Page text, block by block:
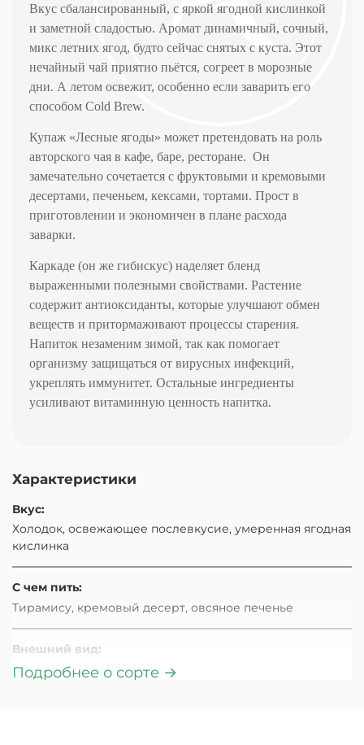
Вкус сбалансированный, с яркой ягодной кислинкой
и заметной сладостью. Аромат динамичный, сочный,
микс летних ягод, будто сейчас снятых с куста. Этот
нечайный чай приятно пьётся, согреет в морозные
дни. А летом освежит, особенно если заварить его
способом Cold Brew.
Купаж «Лесные ягоды» может претендовать на роль
авторского чая в кафе, баре, ресторане. Он
замечательно сочетается с фруктовыми и кремовыми
десертами, печеньем, кексами, тортами. Прост в
приготовлении и экономичен в плане расхода
заварки.
Каркаде (он же гибискус) наделяет бленд
выраженными полезными свойствами. Растение
содержит антиоксиданты, которые улучшают обмен
веществ и притормаживают процессы старения.
Напиток незаменим зимой, так как помогает
организму защищаться от вирусных инфекций,
укреплять иммунитет. Остальные ингредиенты
усиливают витаминную ценность напитка.
Характеристики
Вкус:
Холодок, освежающее послевкусие, умеренная ягодная
кислинка
С чем пить:
Тирамису, кремовый десерт, овсяное печенье
Внешний вид:
крупные бутоны каркаде, гармонично сочетаются с
Подробнее о сорте →